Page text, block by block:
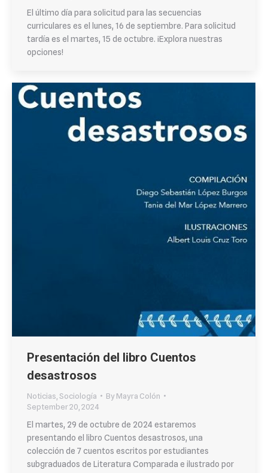
El último día para solicitud para las secuencias
curriculares es el lunes, 16 de septiembre. Para solicitud
tardía es el martes, 15 de octubre. ¡Explora nuestras
opciones!
Presentación del libro Cuentos
desastrosos
Noticias Sociología ByMayra Colón
September 20, 2024
El martes, 29 de octubre de 2024 estaremos
presentando el libro Cuentos desastrosos, una
colección de 7 cuentos escritos por estudiantes
subgraduados de Literatura Comparada e ilustrado por